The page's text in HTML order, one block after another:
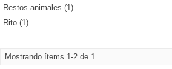
Restos animales (1)
Rito (1)
Mostrando ítems 1-2 de 1